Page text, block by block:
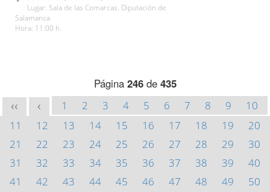
Lugar: Sala de las Comarcas. Diputación de
Salamanca
Hora: 11:00 h.
Página 246de 435
<< < 1 2 3 4 5 6 7 8 9
10
11
12 13 14 15 16 17 18 19
20
21
22 23 24 25 26 27 28 29
30
31
32 33 34 35 36 37 38 39
40
41
42 43 44 45 46 47 48 49
50